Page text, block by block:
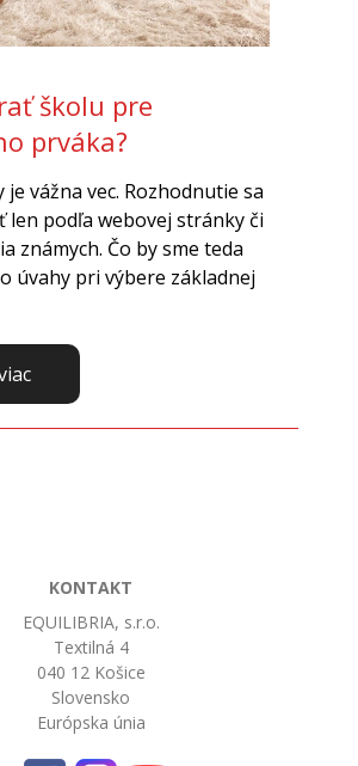
školu pre
prváka?
je vážna vec. Rozhodnutie sa
len podľa webovej stránky či
známych. Čo by sme teda
úvahy pri výbere základnej
KONTAKT
EQUILIBRIA, s.r.o.
Textilná 4
040 12 Košice
Slovensko
Európska únia